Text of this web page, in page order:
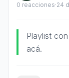
0 reacciones·24
Playlist
acá.